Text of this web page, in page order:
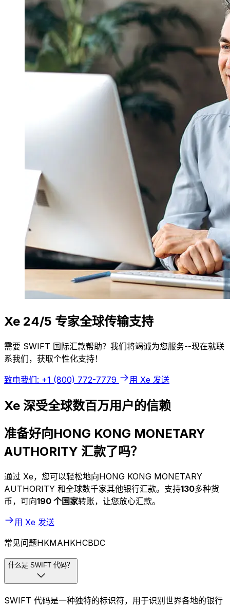
Xe 24/5 专家全球传输支持
需要 SWIFT 国际汇款帮助？我们将竭诚为您服务--现在就联
系我们，获取个性化支持！
致电我们: +1 (800) 772-7779 用 Xe 发送
Xe 深受全球数百万用户的信赖
准备好向HONG KONG MONETARY
AUTHORITY 汇款了吗？
通过 Xe，您可以轻松地向HONG KONG MONETARY
AUTHORITY 和全球数千家其他银行汇款。支持130多种货
币，可向190 个国家转账，让您放心汇款。
用 Xe 发送
常见问题HKMAHKHCBDC
什么是 SWIFT 代码？
SWIFT 代码是一种独特的标识符，用于识别世界各地的银行